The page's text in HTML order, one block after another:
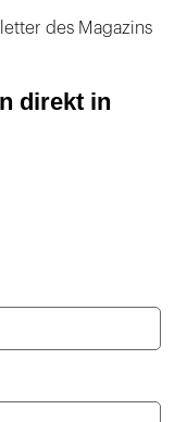
des Magazins
direkt in